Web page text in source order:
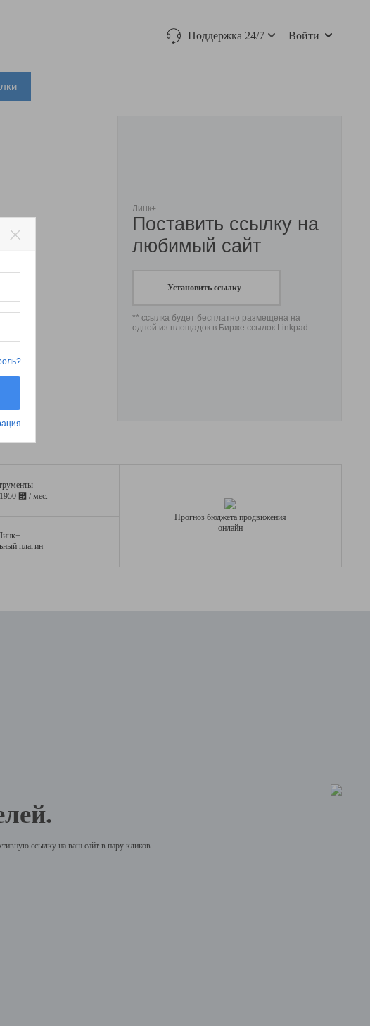
Поддержка 24/7 Войти
Линк+
Поставить ссылку на
любимый сайт
Установить ссылку
** ссылка будет бесплатно размещена на
одной из площадок в Бирже ссылок Linkpad
⃏ / мес.
плагин
Прогноз бюджета продвижения
онлайн
ссылку на ваш сайт в пару кликов.